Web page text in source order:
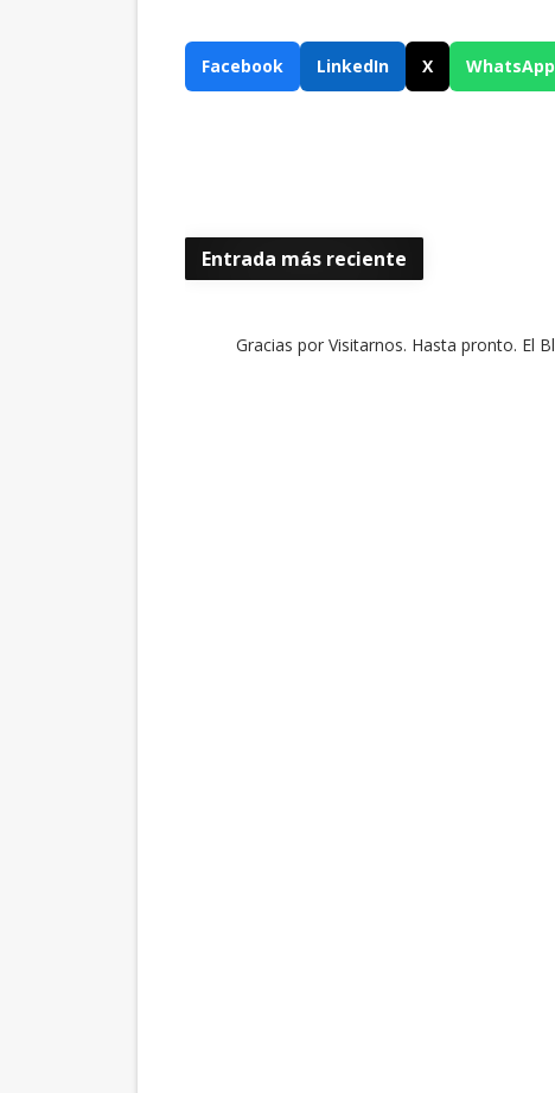
Facebook LinkedIn X WhatsApp
Entrada más reciente
Gracias por Visitarnos. Hasta pronto. El